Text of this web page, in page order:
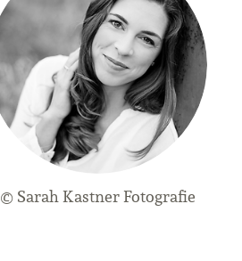
© Sarah Kastner Fotografie